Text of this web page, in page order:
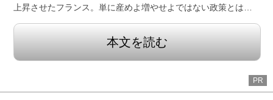
上昇させたフランス。単に産めよ増やせよではない政策とは…
本文を読む
PR